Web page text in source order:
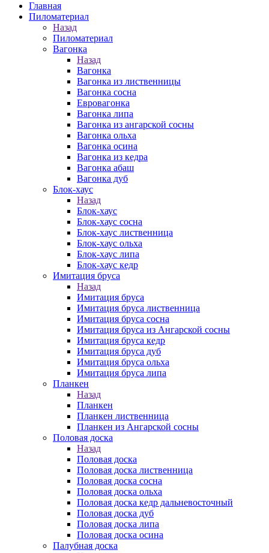
Главная
Пиломатериал
Назад
Пиломатериал
Вагонка
Назад
Вагонка
Вагонка из лиственницы
Вагонка сосна
Евровагонка
Вагонка липа
Вагонка из ангарской сосны
Вагонка ольха
Вагонка осина
Вагонка из кедра
Вагонка абаш
Вагонка дуб
Блок-хаус
Назад
Блок-хаус
Блок-хаус сосна
Блок-хаус лиственница
Блок-хаус ольха
Блок-хаус липа
Блок-хаус кедр
Имитация бруса
Назад
Имитация бруса
Имитация бруса лиственница
Имитация бруса сосна
Имитация бруса из Ангарской сосны
Имитация бруса кедр
Имитация бруса дуб
Имитация бруса ольха
Имитация бруса липа
Планкен
Назад
Планкен
Планкен лиственница
Планкен из Ангарской сосны
Половая доска
Назад
Половая доска
Половая доска лиственница
Половая доска сосна
Половая доска ольха
Половая доска кедр дальневосточный
Половая доска дуб
Половая доска липа
Половая доска осина
Палубная доска